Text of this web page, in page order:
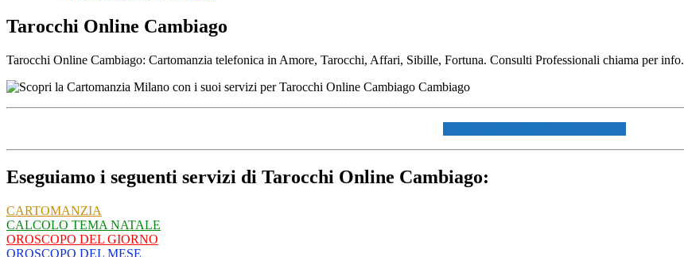
Tarocchi Online Cambiago
Tarocchi Online Cambiago: Cartomanzia telefonica in Amore, Tarocchi, Affari, Sibille, Fortuna. Consulti Professionali chiama per info.
Eseguiamo i seguenti servizi di Tarocchi Online Cambiago:
CARTOMANZIA
CALCOLO TEMA NATALE
OROSCOPO DEL GIORNO
OROSCOPO DEL MESE